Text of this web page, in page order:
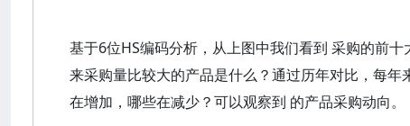
基于6位HS编码分析，从上图中我们看到 采购的前
来采购量比较大的产品是什么？通过历年对比，每
在增加，哪些在减少？可以观察到 的产品采购动向。